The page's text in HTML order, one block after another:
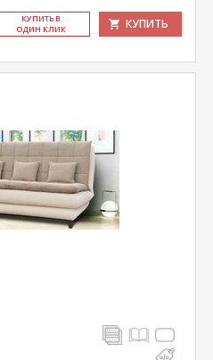
КУ­ПИТЬ В
ОДИН КЛИК
КУПИТЬ